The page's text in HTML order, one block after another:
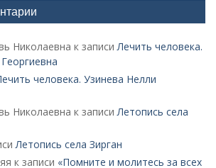
Николаевна к записиЛечить человека.
человека. Узинева Нелли
Николаевна к записиЛетопись села
Летопись села Зирган
к записи «Помните и молитесь за всех